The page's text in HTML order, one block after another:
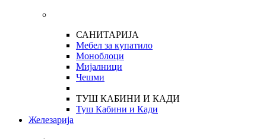
САНИТАРИЈА
Мебел за купатило
Моноблоци
Мијалници
Чешми
ТУШ КАБИНИ И КАДИ
Туш Кабини и Кади
Железарија